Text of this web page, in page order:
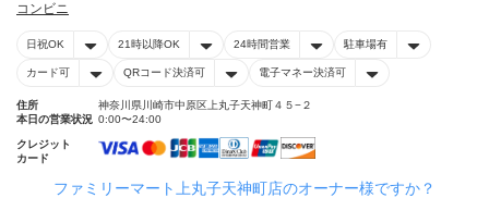
コンビニ
日祝OK 21時以降OK 24時間営業 駐車場有
カード可 QRコード決済可 電子マネー決済可
住所
神奈川県川崎市中原区上丸子天神町４５−２
本日の営業状況 0:00〜24:00
クレジット
カード
ファミリーマート上丸子天神町店のオーナー様ですか？